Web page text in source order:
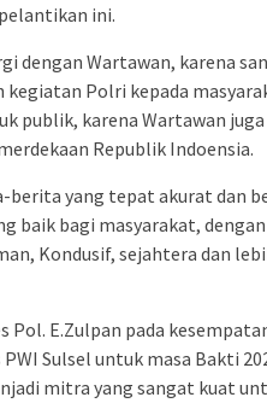
ini.
dengan Wartawan, karena
Polri kepada
publik, karena Wartawan juga
Republik Indoensia.
berita yang tepat akurat dan
baik bagi masyarakat,
Kondusif, sejahtera dan
Pol. E.Zulpan pada
Sulsel untuk masa Bakti
mitra yang sangat kuat